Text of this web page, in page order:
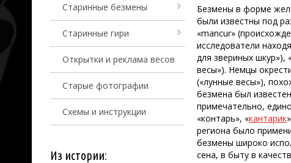
Старинные безмены
Старинные гири
Открытки и реклама весов
Старые фотографии
Схемы и инструкции
Из истории:
Безмены в форме
были известны под
«mancur»
исследователи
для звериных шкур»),
весы»). Немцы
(«лунные весы»),
безмена был
примечательно,
«контарь», «кантарик
региона было
безмены широко
сена, в быту в